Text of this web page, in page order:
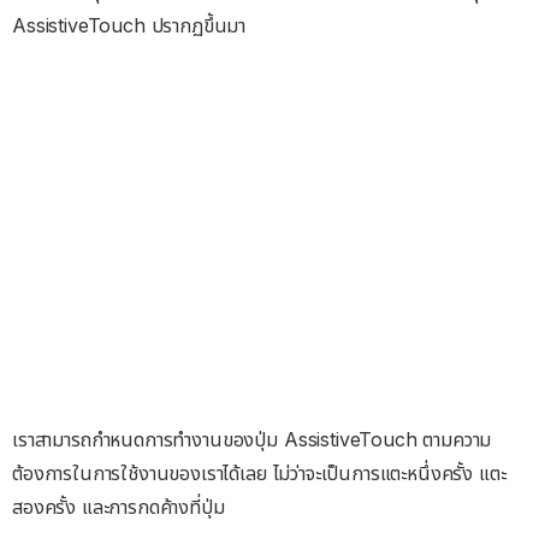
AssistiveTouch ปรากฏขึ้นมา
เราสามารถกำหนดการทำงานของปุ่ม AssistiveTouch ตามความ
ต้องการในการใช้งานของเราได้เลย ไม่ว่าจะเป็นการแตะหนึ่งครั้ง แตะ
สองครั้ง และการกดค้างที่ปุ่ม